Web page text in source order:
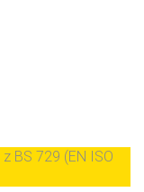
BS 729 (EN ISO